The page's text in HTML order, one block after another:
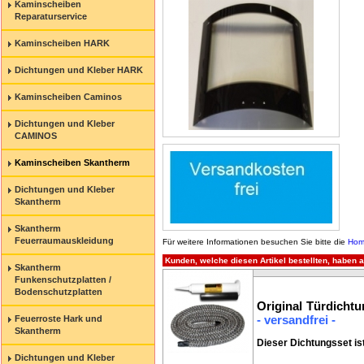
Kaminscheiben
Reparaturservice
Kaminscheiben HARK
Dichtungen und Kleber HARK
Kaminscheiben Caminos
Dichtungen und Kleber
CAMINOS
Kaminscheiben Skantherm
Dichtungen und Kleber
Skantherm
Skantherm
Feuerraumauskleidung
Skantherm
Funkenschutzplatten /
Bodenschutzplatten
Feuerroste Hark und
Skantherm
Dichtungen und Kleber
Für weitere Informationen besuchen Sie bitte die
Kunden, welche diesen Artikel bestellten, haben
Original
- versandfrei -
Dieser Dichtungsset